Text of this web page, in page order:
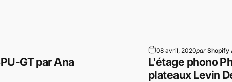
GT par Ana
08 avril, 2020par Shopify
L'étage phono
plateaux Levin